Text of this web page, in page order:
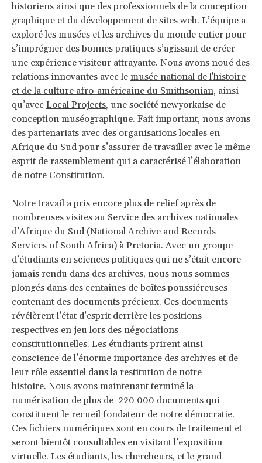
historiens ainsi que des professionnels de la conception
graphique et du développement de sites web. L’équipe a
exploré les musées et les archives du monde entier pour
s’imprégner des bonnes pratiques s’agissant de créer
une expérience visiteur attrayante. Nous avons noué des
relations innovantes avec le musée national de l'histoire
et de la culture afro-américaine du Smithsonian, ainsi
qu’avec Local Projects, une société newyorkaise de
conception muséographique. Fait important, nous avons
des partenariats avec des organisations locales en
Afrique du Sud pour s’assurer de travailler avec le même
esprit de rassemblement qui a caractérisé l’élaboration
de notre Constitution.
Notre travail a pris encore plus de relief après de
nombreuses visites au Service des archives nationales
d’Afrique du Sud (National Archive and Records
Services of South Africa) à Pretoria. Avec un groupe
d’étudiants en sciences politiques qui ne s’était encore
jamais rendu dans des archives, nous nous sommes
plongés dans des centaines de boîtes poussiéreuses
contenant des documents précieux. Ces documents
révélèrent l’état d’esprit derrière les positions
respectives en jeu lors des négociations
constitutionnelles. Les étudiants prirent ainsi
conscience de l’énorme importance des archives et de
leur rôle essentiel dans la restitution de notre
histoire. Nous avons maintenant terminé la
numérisation de plus de 220 000 documents qui
constituent le recueil fondateur de notre démocratie.
Ces fichiers numériques sont en cours de traitement et
seront bientôt consultables en visitant l’exposition
virtuelle. Les étudiants, les chercheurs, et le grand